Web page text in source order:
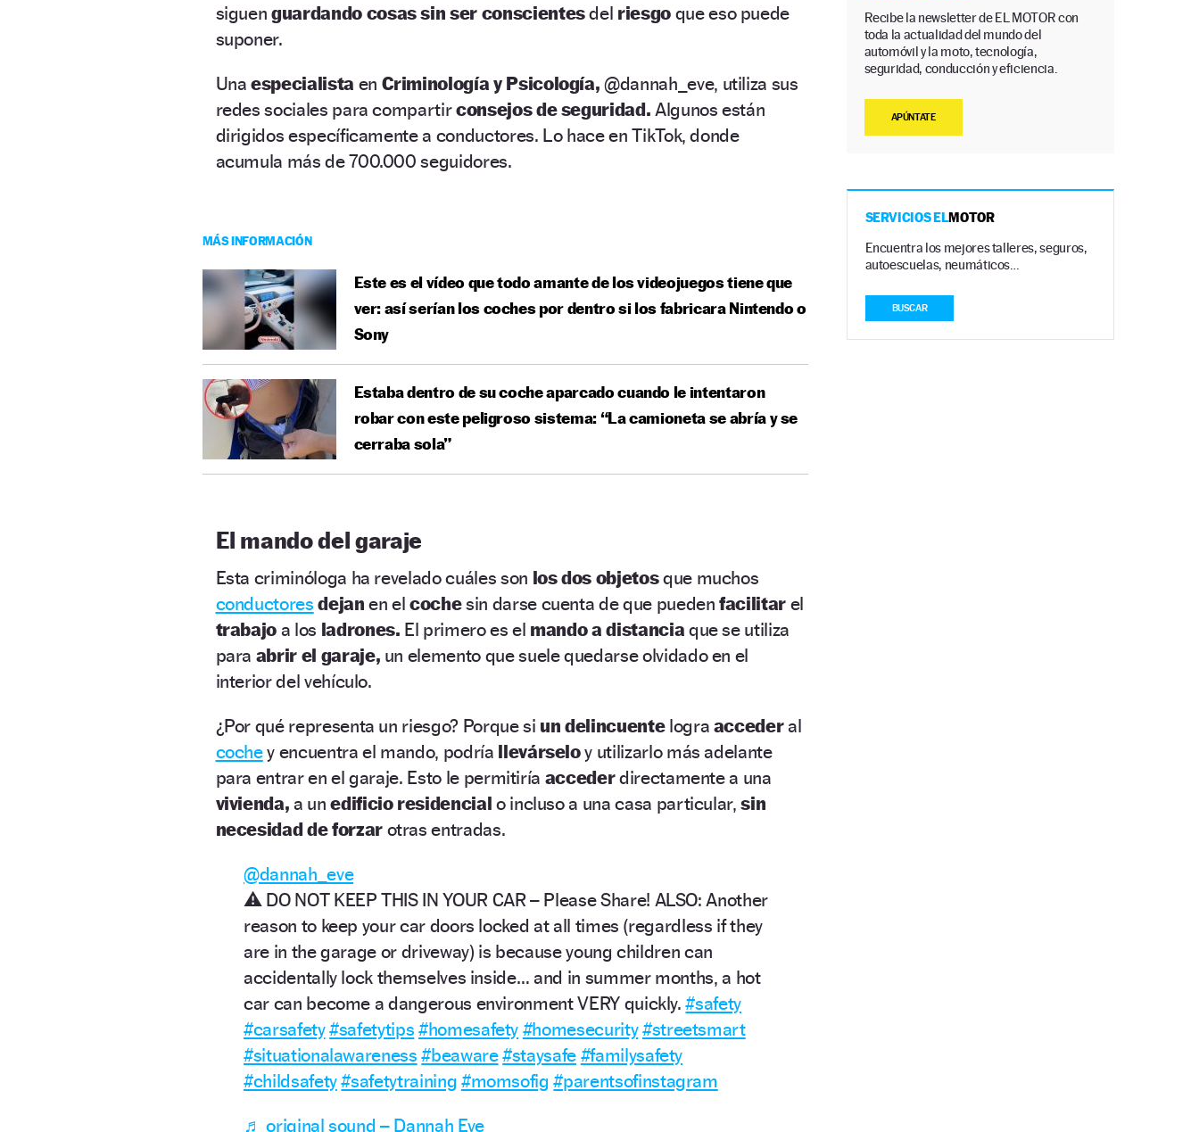
siguenguardando cosas sin ser conscientesdel riesgo que eso puede
suponer.
Unaespecialista en Criminología y Psicología, @dannah_eve, utiliza sus
redes sociales para compartirconsejos de seguridad. Algunos están
dirigidos específicamente a conductores. Lo hace en TikTok, donde
acumula más de 700.000 seguidores.
MÁS INFORMACIÓN
Este es el vídeo que todo amante de los videojuegos tiene que
ver: así serían los coches por dentro si los fabricara Nintendo o
Sony
Estaba dentro de su coche aparcado cuando le intentaron
robar con este peligroso sistema: “La camioneta se abría y se
cerraba sola”
El mando del garaje
Esta criminóloga ha revelado cuáles son los dos objetosque muchos
conductores dejanen elcochesin darse cuenta de que puedenfacilitar el
trabajo a los ladrones. El primero es el mando a distancia que se utiliza
para abrir el garaje, un elemento que suele quedarse olvidado en el
interior del vehículo.
¿Por qué representa un riesgo? Porque si un delincuentelogra accederal
cochey encuentra el mando, podría llevárseloy utilizarlo más adelante
para entrar en el garaje. Esto le permitiría accederdirectamente a una
vivienda, a un edificio residencial o incluso a una casa particular,sin
necesidad de forzarotras entradas.
@dannah_eve
⚠️ DO NOT KEEP THIS IN YOUR CAR – Please Share! ALSO: Another
reason to keep your car doors locked at all times (regardless if they
are in the garage or driveway) is because young children can
accidentally lock themselves inside… and in summer months, a hot
car can become a dangerous environment VERY quickly.#safety
#carsafety#safetytips #homesafety #homesecurity#streetsmart
#situationalawareness #beaware#staysafe #familysafety
#childsafety#safetytraining #momsofig #parentsofinstagram
♬ original sound – Dannah Eve
Recibe la newsletter de EL MOTOR con
toda la actualidad del mundo del
automóvil y la moto, tecnología,
seguridad, conducción y eficiencia.
APÚNTATE
SERVICIOS ELMOTOR
Encuentra los mejores talleres, seguros,
autoescuelas, neumáticos…
BUSCAR